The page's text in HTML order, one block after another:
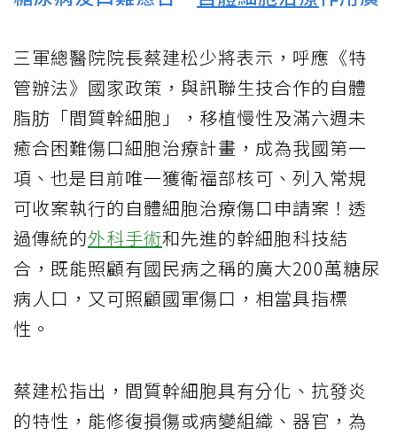
三軍總醫院院長蔡建松少將表示，呼應《特
管辦法》國家政策，與訊聯生技合作的自體
脂肪「間質幹細胞」，移植慢性及滿六週未
癒合困難傷口細胞治療計畫，成為我國第一
項、也是目前唯一獲衛福部核可、列入常規
可收案執行的自體細胞治療傷口申請案！透
過傳統的外科手術和先進的幹細胞科技結
合，既能照顧有國民病之稱的廣大200萬糖尿
病人口，又可照顧國軍傷口，相當具指標
性。
蔡建松指出，間質幹細胞具有分化、抗發炎
的特性，能修復損傷或病變組織、器官，為